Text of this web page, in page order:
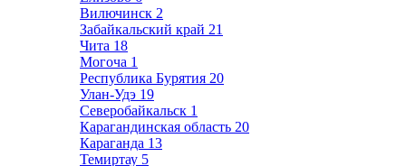
Вилючинск 2
Забайкальский край 21
Чита 18
Могоча 1
Республика Бурятия 20
Улан-Удэ 19
Северобайкальск 1
Карагандинская область 20
Караганда 13
Темиртау 5